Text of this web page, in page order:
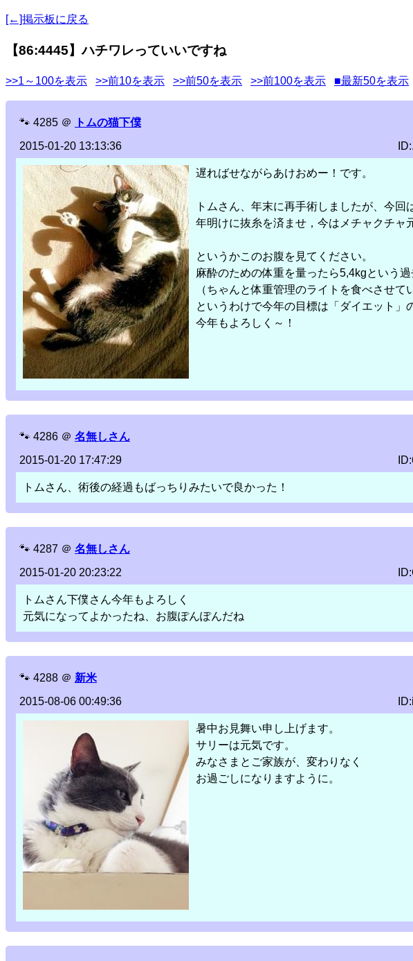
[←]掲示板に戻る
【86:4445】ハチワレっていいですね
>>1～100を表示 >>前10を表示 >>前50を表示 >>前100を表示 ■最新50を表示
🐾 4285 ＠
トムの猫下僕
2015-01-20 13:13:36
遅ればせながらあけおめー！です。
トムさん、年末に再手術しましたが、今
年明けに抜糸を済ませ，今はメチャクチャ
というかこのお腹を見てください。
麻酔のための体重を量ったら5,4kgという過
（ちゃんと体重管理のライトを食べさせて
というわけで今年の目標は「ダイエット」
今年もよろしく～！
🐾 4286 ＠ 名無しさん
2015-01-20 17:47:29
トムさん、術後の経過もばっちりみたいで良かった！
🐾 4287 ＠ 名無しさん
2015-01-20 20:23:22
トムさん下僕さん今年もよろしく
元気になってよかったね、お腹ぽんぽんだね
🐾 4288 ＠ 新米
2015-08-06 00:49:36
暑中お見舞い申し上げます。
サリーは元気です。
みなさまとご家族が、変わりなく
お過ごしになりますように。